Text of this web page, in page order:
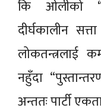
कि ओलीको
दीर्घकालीन
लोकतन्त्रलाई
नहुँदा
अन्ततः पार्टी